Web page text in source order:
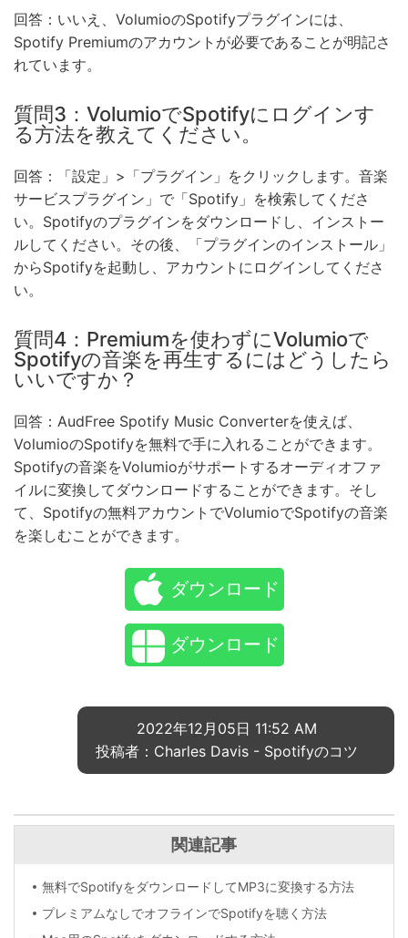
回答：いいえ、VolumioのSpotifyプラグインには、
Spotify Premiumのアカウントが必要であることが明記さ
れています。
質問3：VolumioでSpotifyにログインす
る方法を教えてください。
回答：「設定」>「プラグイン」をクリックします。音楽
サービスプラグイン」で「Spotify」を検索してくださ
い。Spotifyのプラグインをダウンロードし、インストー
ルしてください。その後、「プラグインのインストール」
からSpotifyを起動し、アカウントにログインしてくださ
い。
質問4：Premiumを使わずにVolumioで
Spotifyの音楽を再生するにはどうしたら
いいですか？
回答：AudFree Spotify Music Converterを使えば、
VolumioのSpotifyを無料で手に入れることができます。
Spotifyの音楽をVolumioがサポートするオーディオファ
イルに変換してダウンロードすることができます。そし
て、Spotifyの無料アカウントでVolumioでSpotifyの音楽
を楽しむことができます。
ダウンロード
ダウンロード
2022年12月05日 11:52 AM
投稿者：Charles Davis - Spotifyのコツ
関連記事
無料でSpotifyをダウンロードしてMP3に変換する方法
プレミアムなしでオフラインでSpotifyを聴く方法